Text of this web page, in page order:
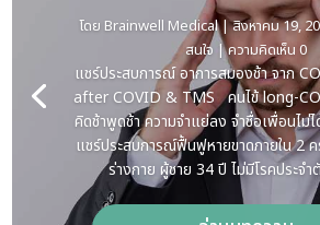
โดย Brainwell Medical|สิงหาคม 19,
สนใจ | ความคิดเห็น 0
แชร์ประสบการณ์ อาการสมองช้า จาก
after COVID & TMS คนไข้ long-
คิดช้าพูดช้า ความจำแย่ลง จำชื่อเพื่อนไม่
แชร์ประสบการณ์ฟื้นฟูหายขาดภายใน 2
ร่างกาย ผู้ชาย 34 ปี ไม่มีโรคประจำ
Brainwell Medical สิงหาคม 19,
สนใจ